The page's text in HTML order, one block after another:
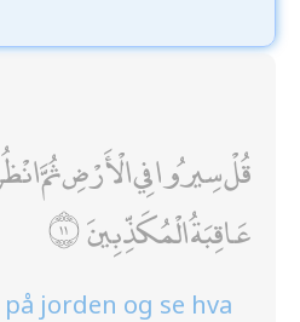
قُلْ سِيرُوا فِي الْأَرْضِ ثُمَّ
عَاقِبَةُ الْمُكَذِّبِينَ
jorden og se hva